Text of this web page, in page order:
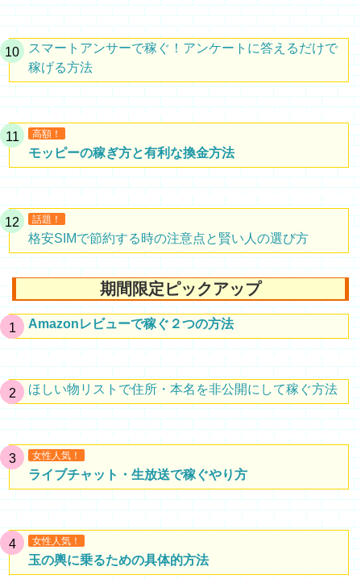
スマートアンサーで稼ぐ！アンケートに答えるだけで
稼げる方法
高額！
モッピーの稼ぎ方と有利な換金方法
話題！
格安SIMで節約する時の注意点と賢い人の選び方
期間限定ピックアップ
Amazonレビューで稼ぐ２つの方法
ほしい物リストで住所・本名を非公開にして稼ぐ方法
女性人気！
ライブチャット・生放送で稼ぐやり方
女性人気！
玉の輿に乗るための具体的方法